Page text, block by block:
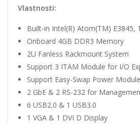
Vlastnosti:
Built-in Intel(R) Atom(TM) E3845,
Onboard 4GB DDR3 Memory
2U Fanless Rackmount System
Support 3 ITAM Module for I/O
Support Easy-Swap Power Module
2 GbE & 2 RS-232 for
6 USB2.0 & 1 USB3.0
1 VGA & 1 DVI D Display